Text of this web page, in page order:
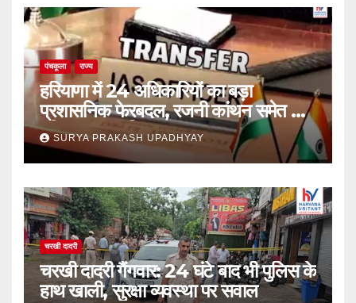
पंचकूला राज्य
हरियाणा में 24 अधिकारियों का बड़ा
प्रशासनिक फेरबदल, रजनी कांथन समेत कई
वरिष्ठ IAS शामिल
SURYA PRAKASH UPADHYAY
चरखी दादरी
चरखी दादरी गैंगवार: 24 घंटे बाद भी पुलिस के
हाथ खाली, सुरक्षा व्यवस्था पर सवाल